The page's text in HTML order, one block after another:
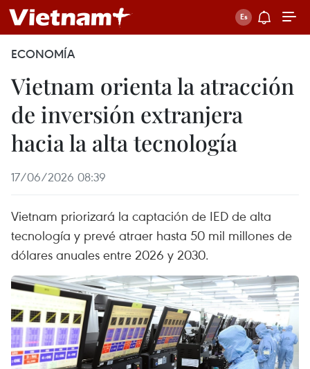
ECONOMÍA
Vietnam orienta la atracción
de inversión extranjera
hacia la alta tecnología
17/06/2026 08:39
Vietnam priorizará la captación de IED de alta
tecnología y prevé atraer hasta 50 mil millones de
dólares anuales entre 2026 y 2030.